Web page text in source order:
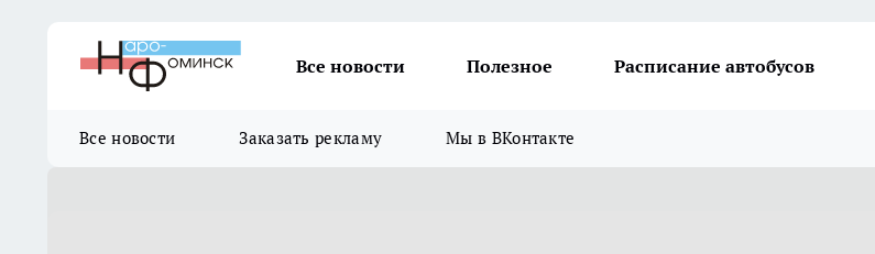
Все новости Полезное Расписание автобусов
Все новости Заказать рекламу Мы в ВКонтакте